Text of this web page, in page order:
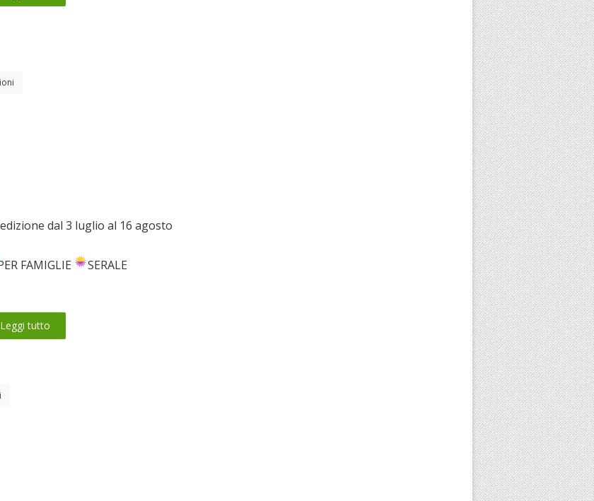
edizione dal 3 luglio al 16 agosto
FAMIGLIE SERALE
Leggi tutto